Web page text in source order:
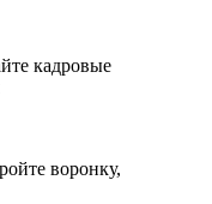
кадровые
воронку,